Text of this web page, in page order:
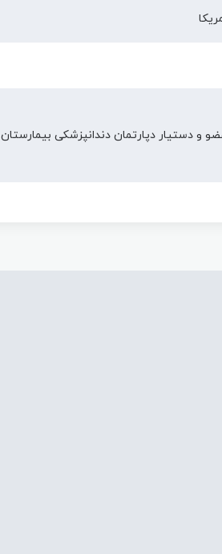
دامپزشکی آلپاز، مینه سوتا آمریکا (1389 تا 1396) - عضو و دستیار دپارتمان دندانپزشکی بیمارستان